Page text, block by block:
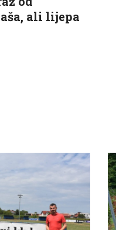
ali lijepa